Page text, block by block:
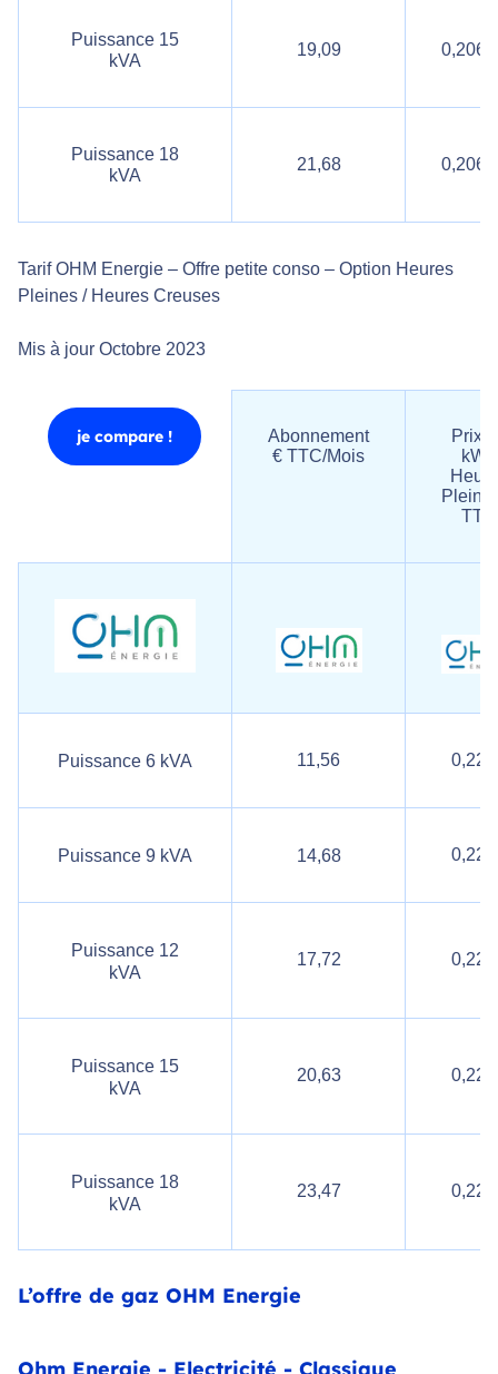
Puissance 15
kVA
19,09 0,2062
Puissance 18
kVA
21,68 0,2062
Tarif OHM Energie – Offre petite conso – Option Heures
Pleines / Heures Creuses
Mis à jour Octobre 2023
je compare !
Abonnement
€ TTC/Mois
Prix
kWh
TTC
Puissance 6 kVA 11,56
Puissance 9 kVA 14,68
Puissance 12
kVA
17,72
Puissance 15
kVA
20,63
Puissance 18
kVA
23,47
L’offre de gaz OHM Energie